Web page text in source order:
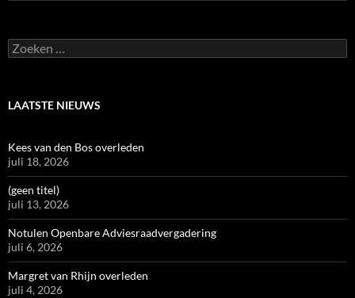
Zoeken
naar:
LAATSTE NIEUWS
Kees van den Bos overleden
juli 18, 2026
(geen titel)
juli 13, 2026
Notulen Openbare Adviesraadvergadering
juli 6, 2026
Margret van Rhijn overleden
juli 4, 2026